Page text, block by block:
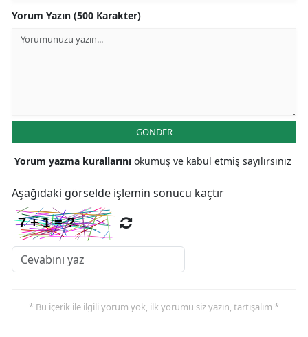
Aksaray
Bayburt
Karaman
Bartın
Yorum Yazın (500 Karakter)
GÖNDER
Yorum yazma kurallarını okumuş ve kabul etmiş sayılırsınız
Aşağıdaki görselde işlemin sonucu kaçtır
* Bu içerik ile ilgili yorum yok, ilk yorumu siz yazın, tartışalım *